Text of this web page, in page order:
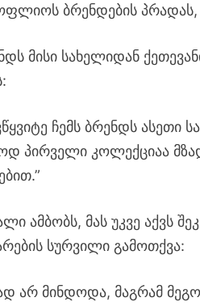
ბრენდების პრადას,
მისი სახელიდან
ჩემს ბრენდს
პირველი კოლექციაა
მას უკვე აქვს
სურვილი გამოთქვა:
არ მინდოდა, მაგრამ